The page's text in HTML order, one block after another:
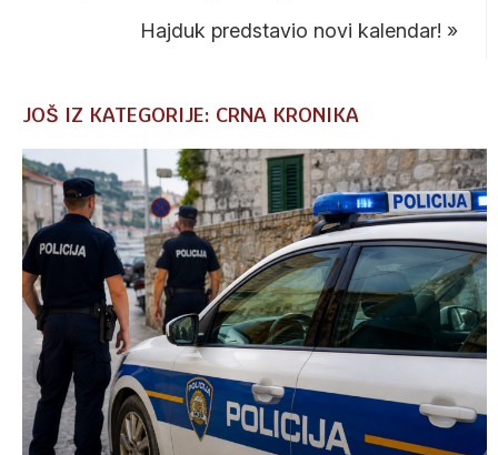
Hajduk predstavio novi kalendar! »
JOŠ IZ KATEGORIJE: CRNA KRONIKA